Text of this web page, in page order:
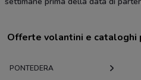
Offerte volantini e cataloghi
PONTEDERA